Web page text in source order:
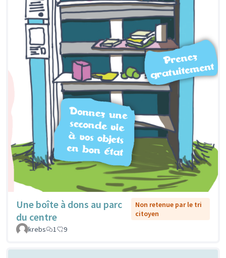
Une boîte à dons au parc
du centre
Non retenue par le tri
citoyen
krebs
1 9